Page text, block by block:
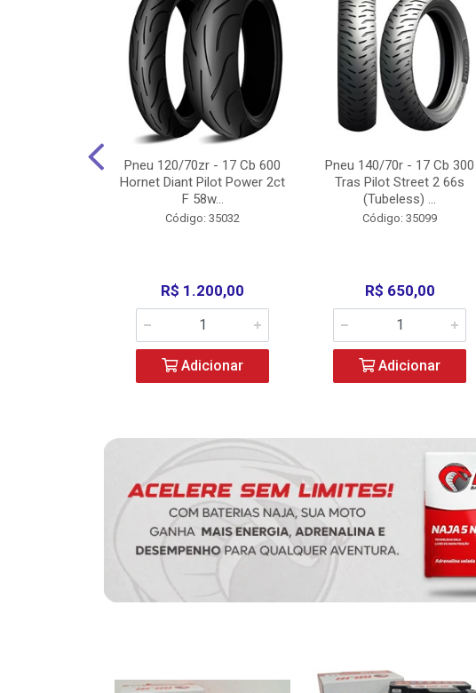
Pneu 120/70zr - 17 Cb 600
Hornet Diant Pilot Power 2ct
F 58w...
Código: 35032
R$ 1.200,00
Adicionar
Pneu 140/70r - 17 Cb 300
Tras Pilot Street 2 66s
(Tubeless) ...
Código: 35099
R$ 650,00
Adicionar